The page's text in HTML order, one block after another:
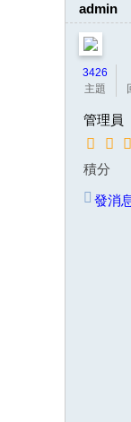
admin
3426
主題
管理員
積分
發消